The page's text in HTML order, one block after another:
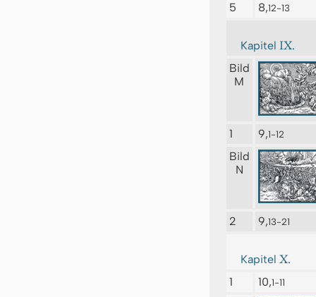
5 8,12-13
Kapitel IX.
Bild
M
1 9,1-12
Bild
N
2 9,13-21
Kapitel X.
1 10,1-11